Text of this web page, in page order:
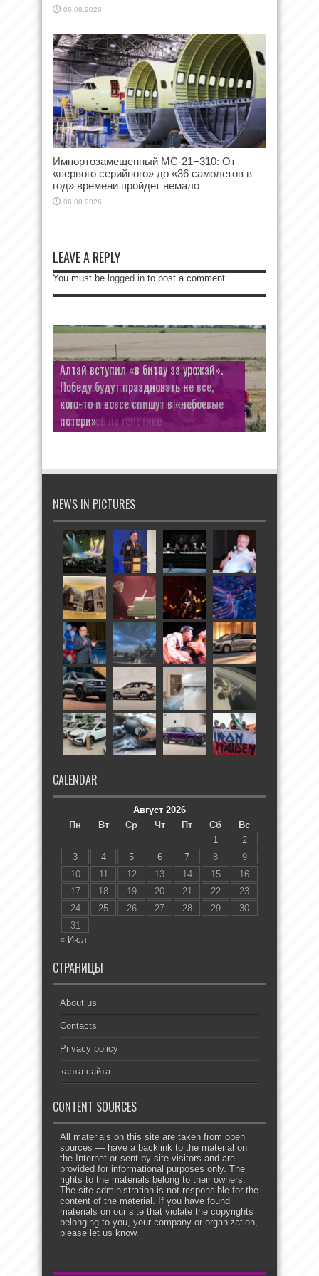
06.08.2026
Импортозамещенный МС-21−310: От
«первого серийного» до «36 самолетов в
год» времени пройдет немало
06.08.2026
LEAVE A REPLY
You must be logged in to post a comment.
Коронавирус оставил след в
поколениях: тяжёлая инфекция
сказалась на генетике
NEWS IN PICTURES
CALENDAR
Август 2026
Пн
Вт Ср Чт Пт Сб
Вс
1
2
3
4 5 6 7 8
9
10
11 12 13 14 15
16
17
18 19 20 21 22
23
24
25 26 27 28 29
30
31
« Июл
СТРАНИЦЫ
About us
Contacts
Privacy policy
карта сайта
CONTENT SOURCES
All materials on this site are taken from open
sources — have a backlink to the material on
the Internet or sent by site visitors and are
provided for informational purposes only. The
rights to the materials belong to their owners.
The site administration is not responsible for the
content of the material. If you have found
materials on our site that violate the copyrights
belonging to you, your company or organization,
please let us know.